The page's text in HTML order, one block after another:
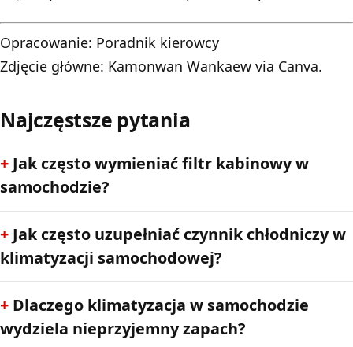
Opracowanie: Poradnik kierowcy
Zdjęcie główne: Kamonwan Wankaew via Canva.
Najczęstsze pytania
Jak często wymieniać filtr kabinowy w
samochodzie?
Jak często uzupełniać czynnik chłodniczy w
klimatyzacji samochodowej?
Dlaczego klimatyzacja w samochodzie
wydziela nieprzyjemny zapach?